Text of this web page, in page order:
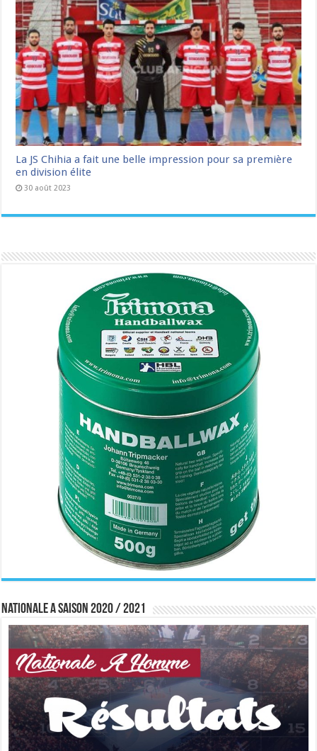
La JS Chihia a fait une belle impression pour sa première
en division élite
30 août 2023
Nationale A saison 2020 / 2021